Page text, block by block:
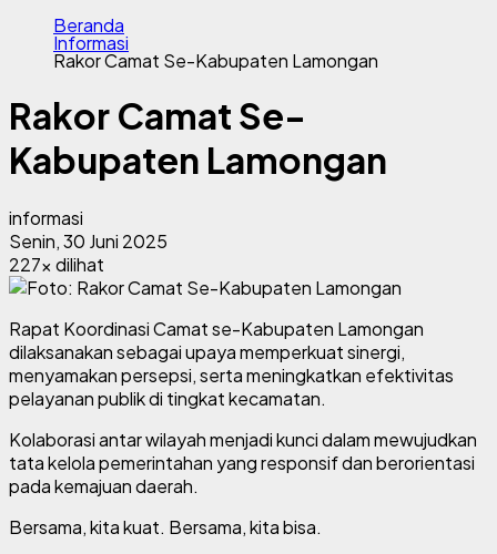
Beranda
Informasi
Rakor Camat Se-Kabupaten Lamongan
Rakor Camat Se-
Kabupaten Lamongan
informasi
Senin, 30 Juni 2025
227x dilihat
Rapat Koordinasi Camat se-Kabupaten Lamongan
dilaksanakan sebagai upaya memperkuat sinergi,
menyamakan persepsi, serta meningkatkan efektivitas
pelayanan publik di tingkat kecamatan.
Kolaborasi antar wilayah menjadi kunci dalam mewujudkan
tata kelola pemerintahan yang responsif dan berorientasi
pada kemajuan daerah.
Bersama, kita kuat. Bersama, kita bisa.